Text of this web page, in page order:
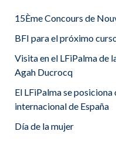
15Ème Concours de
BFI para el próximo
Visita en el LFiPalma de
Agah Ducrocq
El LFiPalma se
internacional de España
Día de la mujer